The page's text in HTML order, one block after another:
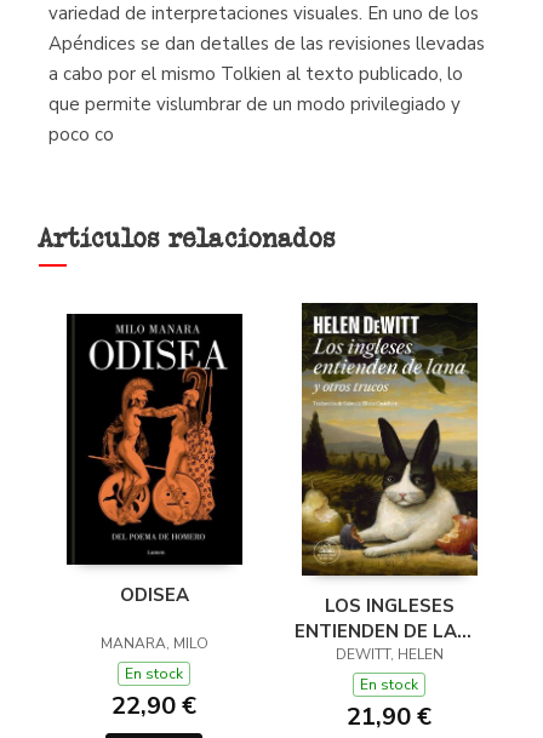
variedad de interpretaciones visuales. En uno de los
Apéndices se dan detalles de las revisiones llevadas
a cabo por el mismo Tolkien al texto publicado, lo
que permite vislumbrar de un modo privilegiado y
poco co
Artículos relacionados
ODISEA
MANARA, MILO
En stock
22,90 €
LOS INGLESES
ENTIENDEN DE LANA
(Y OTROS TRUCOS)
DEWITT, HELEN
En stock
21,90 €